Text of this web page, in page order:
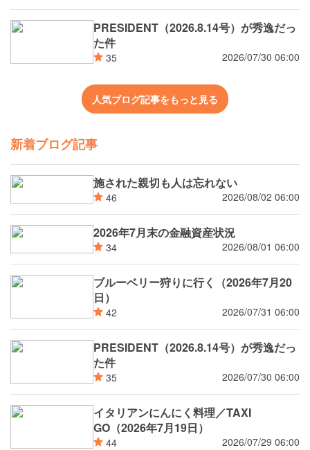
PRESIDENT（2026.8.14号）が秀逸だっ
た件
35 2026/07/30 06:00
人気ブログ記事をもっと見る
新着ブログ記事
施された親切も人は忘れない
46 2026/08/02 06:00
2026年7月末の金融資産状況
34 2026/08/01 06:00
ブルーベリー狩りに行く（2026年7月20
日）
42 2026/07/31 06:00
PRESIDENT（2026.8.14号）が秀逸だっ
た件
35 2026/07/30 06:00
イタリアンにんにく料理／TAXI
GO（2026年7月19日）
44 2026/07/29 06:00